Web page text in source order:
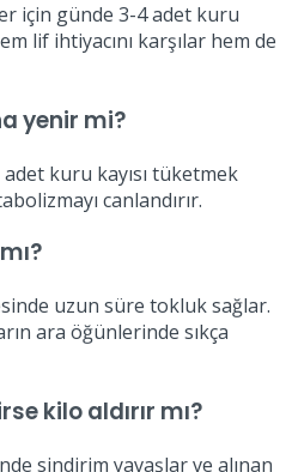
için günde 3-4 adet kuru
lif ihtiyacını karşılar hem de
yenir mi?
kuru kayısı tüketmek
canlandırır.
uzun süre tokluk sağlar.
ara öğünlerinde sıkça
kilo aldırır mı?
sindirim yavaşlar ve alınan